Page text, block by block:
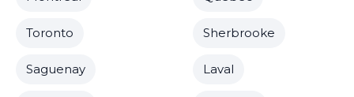
Toronto Sherbrooke
Saguenay Laval